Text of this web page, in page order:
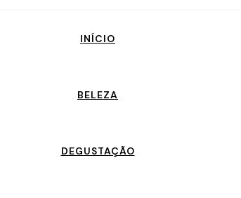
INÍCIO
BELEZA
DEGUSTAÇÃO